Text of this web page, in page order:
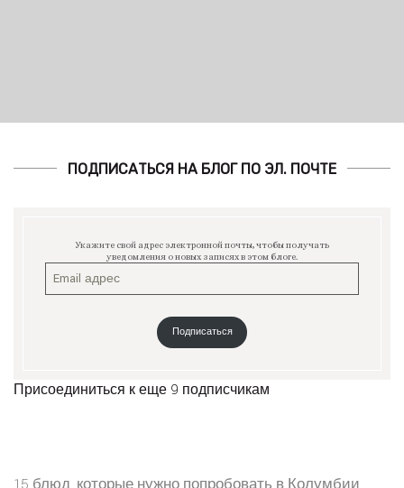
ПОДПИСАТЬСЯ НА БЛОГ ПО ЭЛ. ПОЧТЕ
Укажите свой адрес электронной почты, чтобы получать
уведомления о новых записях в этом блоге.
Подписаться
Присоединиться к еще 9 подписчикам